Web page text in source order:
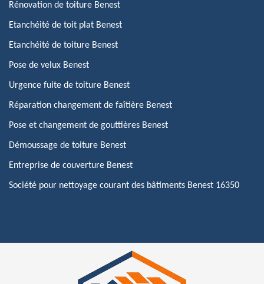
Rénovation de toiture Benest
Etanchéité de toit plat Benest
Etanchéité de toiture Benest
Pose de velux Benest
Urgence fuite de toiture Benest
Réparation changement de faîtière Benest
Pose et changement de gouttières Benest
Démoussage de toiture Benest
Entreprise de couverture Benest
Société pour nettoyage courant des bâtiments Benest 16350